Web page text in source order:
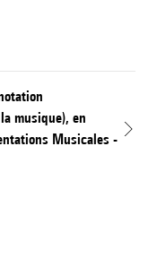
musique), en
Musicales -